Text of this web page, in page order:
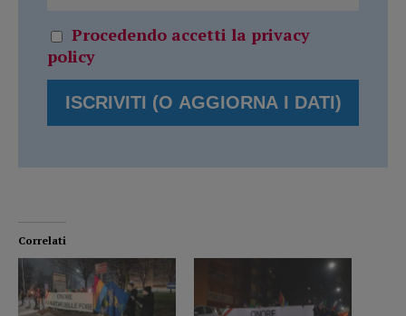
Procedendo accetti la privacy
policy
Correlati